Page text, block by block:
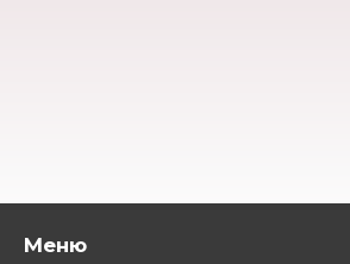
Меню